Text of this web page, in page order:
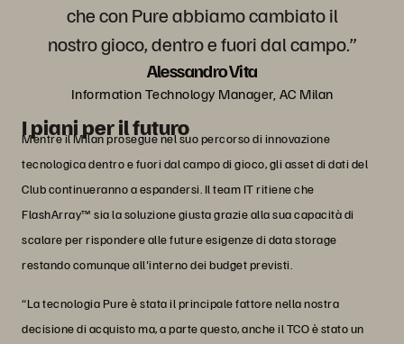
che con Pure abbiamo cambiato il
nostro gioco, dentro e fuori dal campo.”
Alessandro Vita
Information Technology Manager, AC Milan
I piani per il futuro
Mentre il Milan prosegue nel suo percorso di innovazione
tecnologica dentro e fuori dal campo di gioco, gli asset di dati del
Club continueranno a espandersi. Il team IT ritiene che
FlashArray™ sia la soluzione giusta grazie alla sua capacità di
scalare per rispondere alle future esigenze di data storage
restando comunque all'interno dei budget previsti.
“La tecnologia Pure è stata il principale fattore nella nostra
decisione di acquisto ma, a parte questo, anche il TCO è stato un